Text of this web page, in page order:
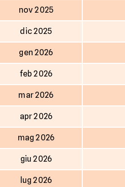
nov 2025
dic 2025
gen 2026
feb 2026
mar 2026
apr 2026
mag 2026
giu 2026
lug 2026